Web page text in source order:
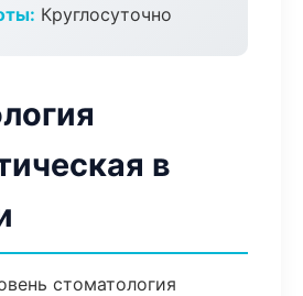
Круглосуточно
в
стоматология